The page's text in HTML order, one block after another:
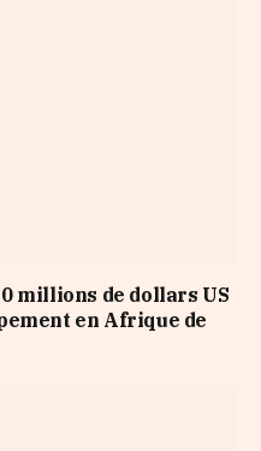
millions de dollars US
en Afrique de